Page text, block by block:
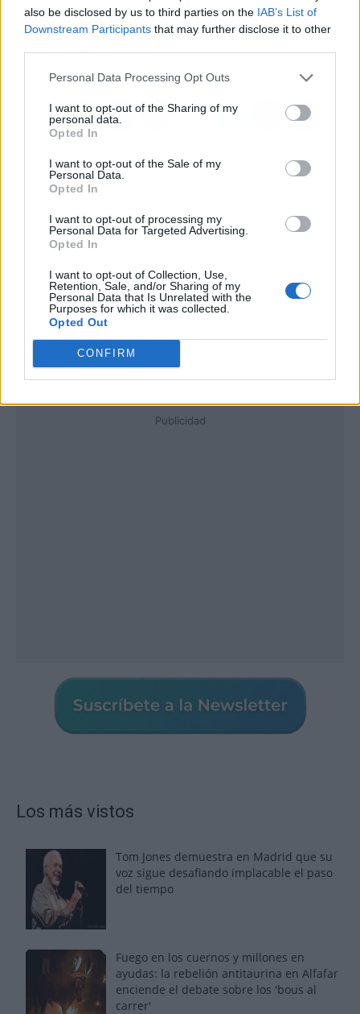
also be disclosed by us to third parties on the IAB’s List of
Downstream Participants that may further disclose it to other
Personal Data Processing Opt Outs
I want to opt-out of the Sharing of my
personal data.
Opted In
I want to opt-out of the Sale of my
Personal Data.
Opted In
I want to opt-out of processing my
Personal Data for Targeted Advertising.
Opted In
I want to opt-out of Collection, Use,
Retention, Sale, and/or Sharing of my
Personal Data that Is Unrelated with the
Purposes for which it was collected.
Opted Out
CONFIRM
Material para evitar el
acoso y el bullying
escolar de la mano de
AFOE formación
Juguetes Broks, para
Publicidad
Los más vistos
Tom Jones demuestra en Madrid que su
voz sigue desafiando implacable el paso
del tiempo
Fuego en los cuernos y millones en
ayudas: la rebelión antitaurina en Alfafar
enciende el debate sobre los 'bous al
carrer'